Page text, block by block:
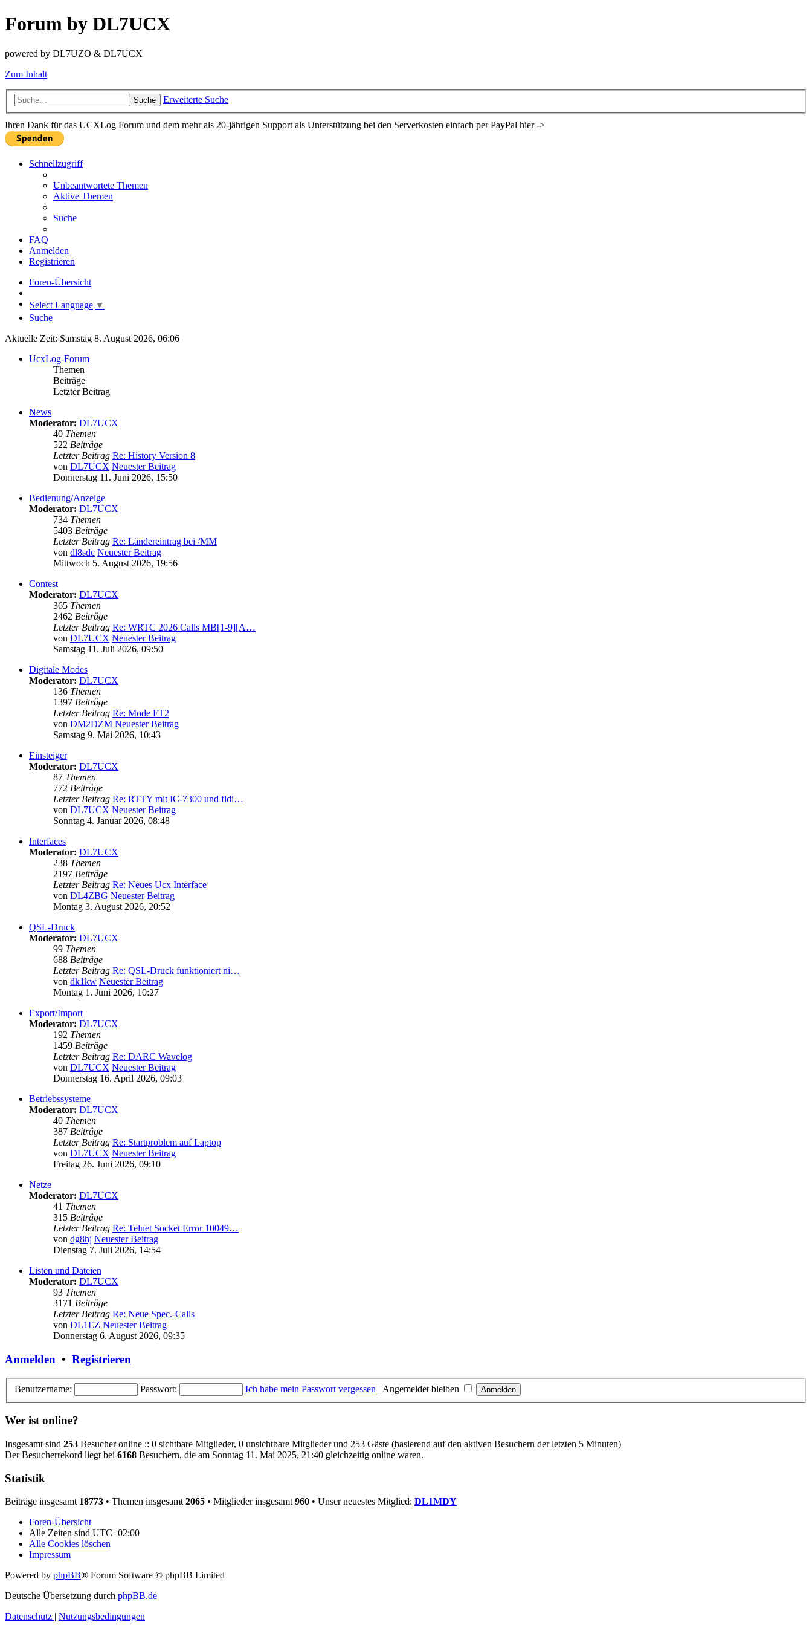
Forum by DL7UCX
powered by DL7UZO & DL7UCX
Zum Inhalt
Suche Erweiterte Suche
Ihren Dank für das UCXLog Forum und dem mehr als 20-jährigen Support als Unterstützung bei den Serverkosten einfach per PayPal hier ->
Schnellzugriff
Unbeantwortete Themen
Aktive Themen
Suche
FAQ
Anmelden
Registrieren
Foren-Übersicht
Select Language ▼
Suche
Aktuelle Zeit: Samstag 8. August 2026, 06:06
UcxLog-Forum
Themen
Beiträge
Letzter Beitrag
News
Moderator: DL7UCX
40 Themen
522 Beiträge
Letzter Beitrag Re: History Version 8
von DL7UCX Neuester Beitrag
Donnerstag 11. Juni 2026, 15:50
Bedienung/Anzeige
Moderator: DL7UCX
734 Themen
5403 Beiträge
Letzter Beitrag Re: Ländereintrag bei /MM
von dl8sdc Neuester Beitrag
Mittwoch 5. August 2026, 19:56
Contest
Moderator: DL7UCX
365 Themen
2462 Beiträge
Letzter Beitrag Re: WRTC 2026 Calls MB[1-9][A…
von DL7UCX Neuester Beitrag
Samstag 11. Juli 2026, 09:50
Digitale Modes
Moderator: DL7UCX
136 Themen
1397 Beiträge
Letzter Beitrag Re: Mode FT2
von DM2DZM Neuester Beitrag
Samstag 9. Mai 2026, 10:43
Einsteiger
Moderator: DL7UCX
87 Themen
772 Beiträge
Letzter Beitrag Re: RTTY mit IC-7300 und fldi…
von DL7UCX Neuester Beitrag
Sonntag 4. Januar 2026, 08:48
Interfaces
Moderator: DL7UCX
238 Themen
2197 Beiträge
Letzter Beitrag Re: Neues Ucx Interface
von DL4ZBG Neuester Beitrag
Montag 3. August 2026, 20:52
QSL-Druck
Moderator: DL7UCX
99 Themen
688 Beiträge
Letzter Beitrag Re: QSL-Druck funktioniert ni…
von dk1kw Neuester Beitrag
Montag 1. Juni 2026, 10:27
Export/Import
Moderator: DL7UCX
192 Themen
1459 Beiträge
Letzter Beitrag Re: DARC Wavelog
von DL7UCX Neuester Beitrag
Donnerstag 16. April 2026, 09:03
Betriebssysteme
Moderator: DL7UCX
40 Themen
387 Beiträge
Letzter Beitrag Re: Startproblem auf Laptop
von DL7UCX Neuester Beitrag
Freitag 26. Juni 2026, 09:10
Netze
Moderator: DL7UCX
41 Themen
315 Beiträge
Letzter Beitrag Re: Telnet Socket Error 10049…
von dg8hj Neuester Beitrag
Dienstag 7. Juli 2026, 14:54
Listen und Dateien
Moderator: DL7UCX
93 Themen
3171 Beiträge
Letzter Beitrag Re: Neue Spec.-Calls
von DL1EZ Neuester Beitrag
Donnerstag 6. August 2026, 09:35
Anmelden • Registrieren
Benutzername: Passwort: Ich habe mein Passwort vergessen | Angemeldet bleiben
Wer ist online?
Insgesamt sind 253 Besucher online :: 0 sichtbare Mitglieder, 0 unsichtbare Mitglieder und 253 Gäste (basierend auf den aktiven Besuchern der letzten 5 Minuten)
Der Besucherrekord liegt bei 6168 Besuchern, die am Sonntag 11. Mai 2025, 21:40 gleichzeitig online waren.
Statistik
Beiträge insgesamt 18773 • Themen insgesamt 2065 • Mitglieder insgesamt 960 • Unser neuestes Mitglied: DL1MDY
Foren-Übersicht
Alle Zeiten sind UTC+02:00
Alle Cookies löschen
Impressum
Powered by phpBB® Forum Software © phpBB Limited
Deutsche Übersetzung durch phpBB.de
Datenschutz | Nutzungsbedingungen